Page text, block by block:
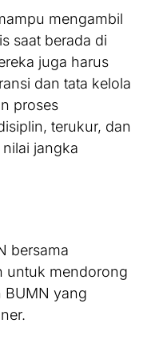
mengambil
saat berada di
juga harus
dan tata kelola
proses
terukur, dan
jangka
bersama
untuk mendorong
yang